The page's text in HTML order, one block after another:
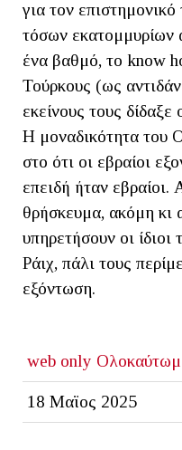
για τον
τόσων
ένα βαθμό, το know
Τούρκους (ως
εκείνους τους
Η μοναδικότητα του
στο ότι οι εβραίοι
επειδή ήταν εβραίοι.
θρήσκευμα, ακόμη κι
υπηρετήσουν οι ίδιοι
Ράιχ, πάλι τους
εξόντωση.
web only
18 Μαϊος 2025